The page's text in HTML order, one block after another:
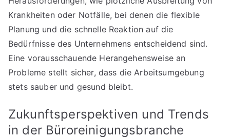
Krankheiten oder Notfälle, bei denen die flexible
Planung und die schnelle Reaktion auf die
Bedürfnisse des Unternehmens entscheidend sind.
Eine vorausschauende Herangehensweise an
Probleme stellt sicher, dass die Arbeitsumgebung
stets sauber und gesund bleibt.
Zukunftsperspektiven und Trends
in der Büroreinigungsbranche